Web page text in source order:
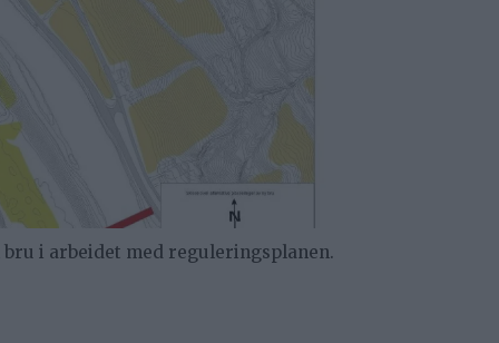
i arbeidet med reguleringsplanen.